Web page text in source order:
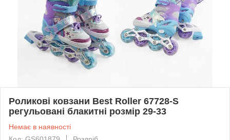
Роликові ковзани Best Roller 67728-S
регульовані блакитні розмір 29-33
Немає в наявності